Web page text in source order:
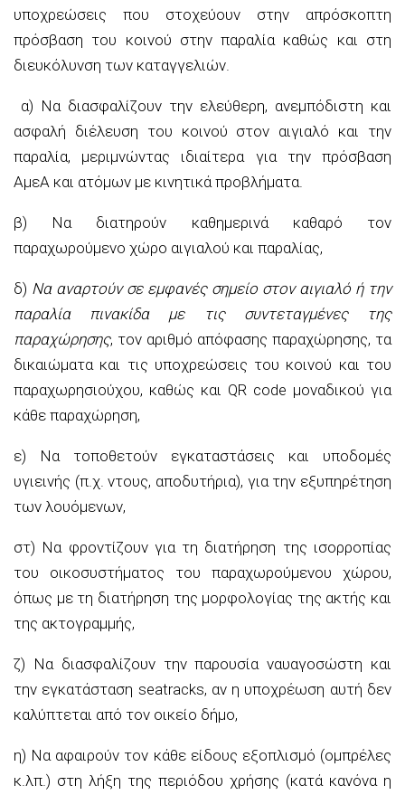
υποχρεώσεις που στοχεύουν στην απρόσκοπτη
πρόσβαση του κοινού στην παραλία καθώς και στη
διευκόλυνση των καταγγελιών.
α) Να διασφαλίζουν την ελεύθερη, ανεμπόδιστη και
ασφαλή διέλευση του κοινού στον αιγιαλό και την
παραλία, μεριμνώντας ιδιαίτερα για την πρόσβαση
ΑμεΑ και ατόμων με κινητικά προβλήματα.
β) Να διατηρούν καθημερινά καθαρό τον
παραχωρούμενο χώρο αιγιαλού και παραλίας,
δ) Να αναρτούν σε εμφανές σημείο στον αιγιαλό ή την
παραλία πινακίδα με τις συντεταγμένες της
παραχώρησης, τον αριθμό απόφασης παραχώρησης, τα
δικαιώματα και τις υποχρεώσεις του κοινού και του
παραχωρησιούχου, καθώς και QR code μοναδικού για
κάθε παραχώρηση,
ε) Να τοποθετούν εγκαταστάσεις και υποδομές
υγιεινής (π.χ. ντους, αποδυτήρια), για την εξυπηρέτηση
των λουόμενων,
στ) Να φροντίζουν για τη διατήρηση της ισορροπίας
του οικοσυστήματος του παραχωρούμενου χώρου,
όπως με τη διατήρηση της μορφολογίας της ακτής και
της ακτογραμμής,
ζ) Να διασφαλίζουν την παρουσία ναυαγοσώστη και
την εγκατάσταση seatracks, αν η υποχρέωση αυτή δεν
καλύπτεται από τον οικείο δήμο,
η) Να αφαιρούν τον κάθε είδους εξοπλισμό (ομπρέλες
κ.λπ.) στη λήξη της περιόδου χρήσης (κατά κανόνα η